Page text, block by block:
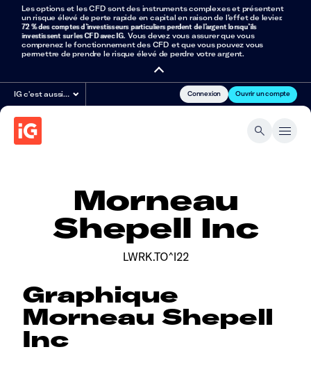
Les options et les CFD sont des instruments complexes et présentent
un risque élevé de perte rapide en capital en raison de l’effet de levier.
72 % des comptes d’investisseurs particuliers perdent de l’argent lorsqu’ils
investissent sur les CFD avec IG. Vous devez vous assurer que vous
comprenez le fonctionnement des CFD et que vous pouvez vous
permettre de prendre le risque élevé de perdre votre argent.
IG c'est aussi… Connexion Ouvrir un compte
Morneau
Shepell Inc
LWRK.TO^I22
Graphique
Morneau Shepell
Inc